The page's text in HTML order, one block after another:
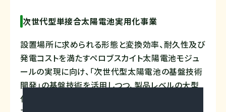
次世代型単接合太陽電池実用化事業
設置場所に求められる形態と変換効率、耐久性及び
発電コストを満たすペロブスカイト太陽電池モジュ
ールの実現に向け、「次世代型太陽電池の基盤技術
開発」の基盤技術を活用しつつ、製品レベルの大型
化を実現するための各製造プロセス（例えば、塗布